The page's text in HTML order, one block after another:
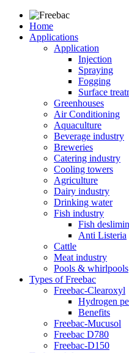
Home
Applications
Application
Injection
Spraying
Fogging
Surface
Greenhouses
Air Conditioning
Aquaculture
Beverage industry
Breweries
Catering industry
Cooling towers
Agriculture
Dairy industry
Drinking water
Fish industry
Fish
Anti Listeria
Cattle
Meat industry
Pools & whirlpools
Types of Freebac
Freebac-Clearoxyl
Hydrogen
Benefits
Freebac-Mucusol
Freebac D780
Freebac-D150